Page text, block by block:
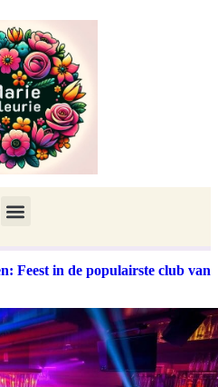
Feest in de populairste club van